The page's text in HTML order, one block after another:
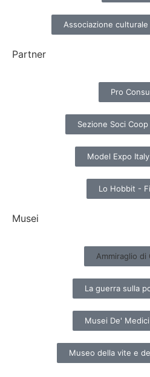
Associazione culturale
Partner
Pro
Sezione Soci Coop
Model Expo
Lo Hobbit -
Musei
Ammiraglio di
La guerra sulla
Musei De'
Museo della vite e